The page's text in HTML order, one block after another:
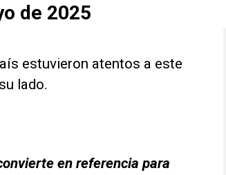
de 2025
estuvieron atentos a este
lado.
en referencia para